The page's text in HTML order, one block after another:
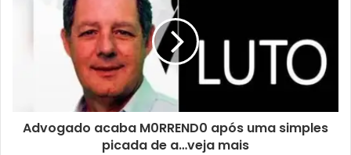
Advogado acaba M0RREND0 após uma simples
picada de a…veja mais